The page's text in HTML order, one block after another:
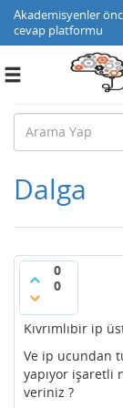
Akademisyenler
cevap platformu
Toggle
Dalga
0
0
Kıvrımlıbir ip
Ve ip ucundan
yapıyor işaretli
veriniz ?